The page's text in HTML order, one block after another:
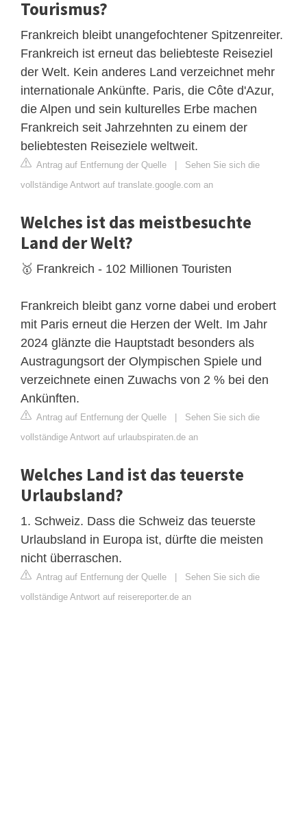
Tourismus?
Frankreich bleibt unangefochtener Spitzenreiter.
Frankreich ist erneut das beliebteste Reiseziel
der Welt. Kein anderes Land verzeichnet mehr
internationale Ankünfte. Paris, die Côte d'Azur,
die Alpen und sein kulturelles Erbe machen
Frankreich seit Jahrzehnten zu einem der
beliebtesten Reiseziele weltweit.
Antrag auf Entfernung der Quelle | Sehen Sie sich die
vollständige Antwort auf translate.google.com an
Welches ist das meistbesuchte
Land der Welt?
🥇 Frankreich - 102 Millionen Touristen
Frankreich bleibt ganz vorne dabei und erobert
mit Paris erneut die Herzen der Welt. Im Jahr
2024 glänzte die Hauptstadt besonders als
Austragungsort der Olympischen Spiele und
verzeichnete einen Zuwachs von 2 % bei den
Ankünften.
Antrag auf Entfernung der Quelle | Sehen Sie sich die
vollständige Antwort auf urlaubspiraten.de an
Welches Land ist das teuerste
Urlaubsland?
1. Schweiz. Dass die Schweiz das teuerste
Urlaubsland in Europa ist, dürfte die meisten
nicht überraschen.
Antrag auf Entfernung der Quelle | Sehen Sie sich die
vollständige Antwort auf reisereporter.de an